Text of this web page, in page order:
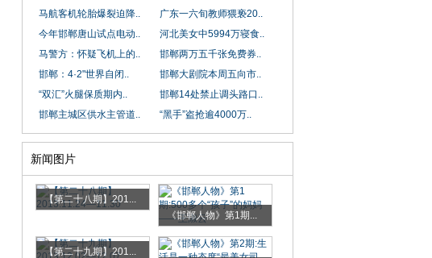
马航客机轮胎爆裂迫降..
广东一六旬教师猥亵20..
今年邯郸唐山试点电动..
河北美女中5994万寝食..
马警方：怀疑飞机上的..
邯郸两万五千张免费券..
邯郸：4·2"世界自闭..
邯郸大剧院本周五向市..
“双汇”火腿保质期内..
邯郸14处禁止调头路口..
邯郸主城区供水主管道..
“黑手”盗抢逾4000万..
新闻图片
【第二十八期】201...
《邯郸人物》第1期...
【第二十九期】201...